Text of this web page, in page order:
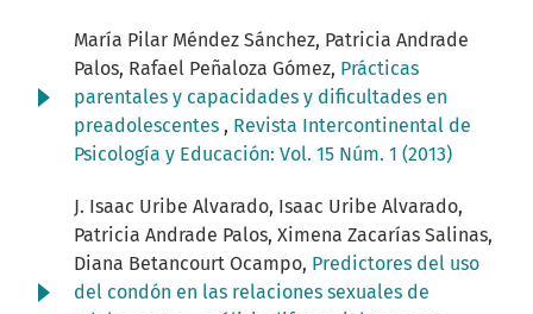
María Pilar Méndez Sánchez, Patricia Andrade
Palos, Rafael Peñaloza Gómez, Prácticas
parentales y capacidades y dificultades en
preadolescentes , Revista Intercontinental de
Psicología y Educación: Vol. 15 Núm. 1 (2013)
J. Isaac Uribe Alvarado, Isaac Uribe Alvarado,
Patricia Andrade Palos, Ximena Zacarías Salinas,
Diana Betancourt Ocampo, Predictores del uso
del condón en las relaciones sexuales de